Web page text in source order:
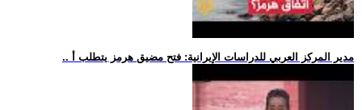
.. مدير المركز العربي للدراسات الإيرانية: فتح مضيق هرمز يتطلب أ